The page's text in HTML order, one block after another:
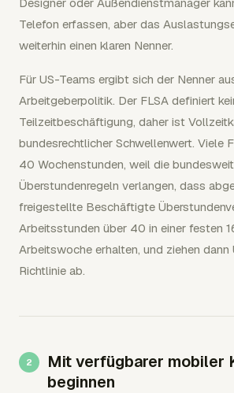
Telefon erfassen, aber das
weiterhin einen klaren Nenner.
Für US-Teams ergibt sich der Nenner
Arbeitgeberpolitik. Der FLSA definiert
Teilzeitbeschäftigung, daher ist
bundesrechtlicher Schwellenwert. Viele
40 Wochenstunden, weil die
Überstundenregeln verlangen, dass
freigestellte Beschäftigte
Arbeitsstunden über 40 in einer festen
Arbeitswoche erhalten, und ziehen dann
Richtlinie ab.
Mit verfügbarer mobiler
beginnen